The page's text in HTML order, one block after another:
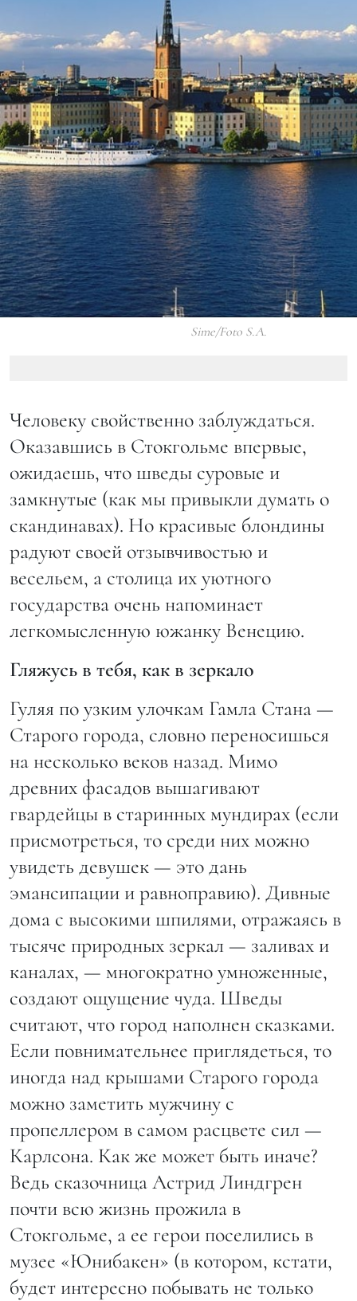
Sime/Foto S.A.
Человеку свойственно заблуждаться.
Оказавшись в Стокгольме впервые,
ожидаешь, что шведы суровые и
замкнутые (как мы привыкли думать о
скандинавах). Но красивые блондины
радуют своей отзывчивостью и
весельем, а столица их уютного
государства очень напоминает
легкомысленную южанку Венецию.
Гляжусь в тебя, как в зеркало
Гуляя по узким улочкам Гамла Стана —
Старого города, словно переносишься
на несколько веков назад. Мимо
древних фасадов вышагивают
гвардейцы в старинных мундирах (если
присмотреться, то среди них можно
увидеть девушек — это дань
эмансипации и равноправию). Дивные
дома с высокими шпилями, отражаясь в
тысяче природных зеркал — заливах и
каналах, — многократно умноженные,
создают ощущение чуда. Шведы
считают, что город наполнен сказками.
Если повнимательнее приглядеться, то
иногда над крышами Старого города
можно заметить мужчину с
пропеллером в самом расцвете сил —
Карлсона. Как же может быть иначе?
Ведь сказочница Астрид Линдгрен
почти всю жизнь прожила в
Стокгольме, а ее герои поселились в
музее «Юнибакен» (в котором, кстати,
будет интересно побывать не только